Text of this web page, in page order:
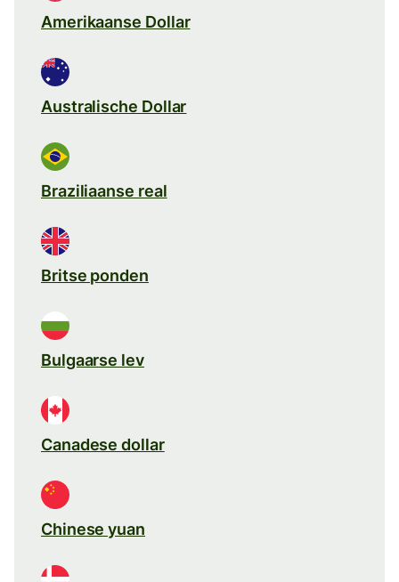
Amerikaanse Dollar
Australische Dollar
Braziliaanse real
Britse ponden
Bulgaarse lev
Canadese dollar
Chinese yuan